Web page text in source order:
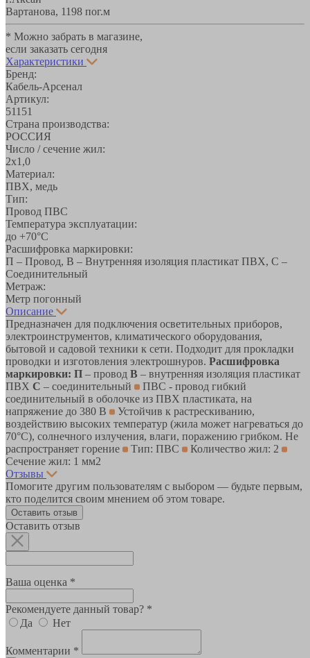
Вартанова, 1198 пог.м
* Можно забрать в магазине,
если заказать сегодня
Характеристики
Бренд:
Кабель-Арсенал
Артикул:
51151
Страна производства:
РОССИЯ
Число / сечение жил:
2х1,0
Материал:
ПВХ, медь
Тип:
Провод ПВС
Температура эксплуатации:
до +70°С
Расшифровка маркировки:
П – Провод, В – Внутренняя изоляция пластикат ПВХ, С –
Соединительный
Метраж:
Метр погонный
Описание
Предназначен для подключения осветительных приборов,
электроинструментов, климатического оборудования,
бытовой и садовой техники к сети. Подходит для прокладки
проводки и изготовления электрошнуров. Расшифровка
маркировки: П – провод В – внутренняя изоляция пластикат
ПВХ С – соединительный
ПВС - провод гибкий
соединительный в оболочке из ПВХ пластиката, на
напряжение до 380 В
Устойчив к растрескиванию,
воздействию высоких температур (жила может нагреваться до
70°С), солнечного излучения, влаги, поражению грибком. Не
распространяет горение
Тип: ПВС
Количество жил: 2
Сечение жил: 1 мм2
Отзывы
Помогите другим пользователям с выбором — будьте первым,
кто поделится своим мнением об этом товаре.
Оставить отзыв
Оставить отзыв
Ваша оценка *
Рекомендуете данный товар? *
Да
Нет
Комментарии *